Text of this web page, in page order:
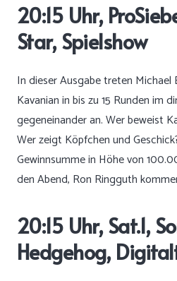
20:15 Uhr,
Star, Spielshow
In dieser Ausgabe treten Michael
Kavanian in bis zu 15 Runden im
gegeneinander an. Wer beweist
Wer zeigt Köpfchen und
Gewinnsumme in Höhe von
den Abend, Ron Ringguth
20:15 Uhr, Sat.1,
Hedgehog,